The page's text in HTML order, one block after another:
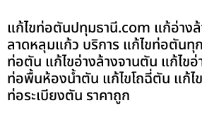
แก้ไขท่อตันปทุมธานี.com แก้อ่าง
ลาดหลุมแก้ว บริการ แก้ไขท่อตันทุ
ท่อตัน แก้ไขอ่างล้างจานตัน แก้ไข
ท่อพื้นห้องน้ำตัน แก้ไขโถฉี่ตัน แก้ไ
ท่อระเบียงตัน ราคาถูก